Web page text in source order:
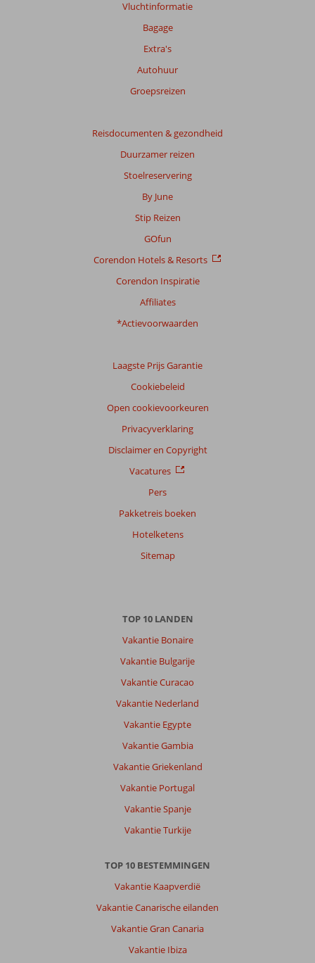
Vluchtinformatie
Bagage
Extra's
Autohuur
Groepsreizen
Reisdocumenten & gezondheid
Duurzamer reizen
Stoelreservering
By June
Stip Reizen
GOfun
Corendon Hotels & Resorts
Corendon Inspiratie
Affiliates
*Actievoorwaarden
Laagste Prijs Garantie
Cookiebeleid
Open cookievoorkeuren
Privacyverklaring
Disclaimer en Copyright
Vacatures
Pers
Pakketreis boeken
Hotelketens
Sitemap
TOP 10 LANDEN
Vakantie Bonaire
Vakantie Bulgarije
Vakantie Curacao
Vakantie Nederland
Vakantie Egypte
Vakantie Gambia
Vakantie Griekenland
Vakantie Portugal
Vakantie Spanje
Vakantie Turkije
TOP 10 BESTEMMINGEN
Vakantie Kaapverdië
Vakantie Canarische eilanden
Vakantie Gran Canaria
Vakantie Ibiza